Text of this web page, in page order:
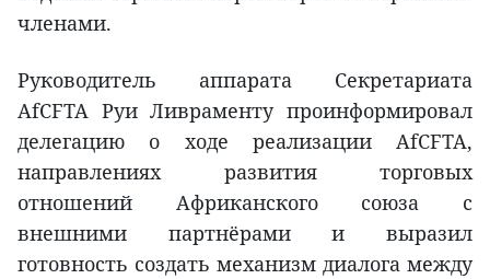
членами.
Руководитель аппарата Секретариата
AfCFTA Руи Ливраменту проинформировал
делегацию о ходе реализации AfCFTA,
направлениях развития торговых
отношений Африканского союза с
внешними партнёрами и выразил
готовность создать механизм диалога между